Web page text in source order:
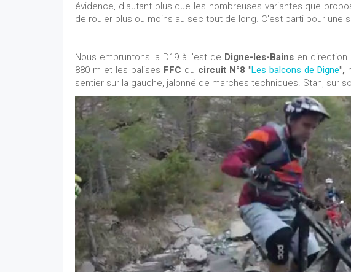
évidence, d'autant plus que les nombreuses variantes que
de rouler plus ou moins au sec tout de long. C'est parti pour une
Nous empruntons la D19 à l'est de Digne-les-Bains en direction
880 m et les balises FFC du circuit N°8 "Les balcons de Digne",
sentier sur la gauche, jalonné de marches techniques. Stan, sur